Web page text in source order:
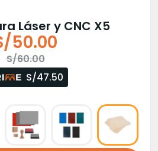
Láser y CNC X5
S/60.00
50.00
S/47.50